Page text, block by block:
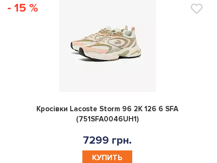
- 15 %
0
Кросівки Lacoste Storm 96 2K 126 6 SFA
(751SFA0046UH1)
7299 грн.
КУПИТЬ